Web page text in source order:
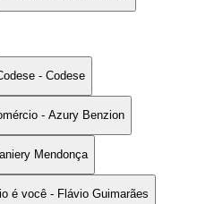
- Codese
- Azury Benzion
Mendonça
é você - Flávio Guimarães